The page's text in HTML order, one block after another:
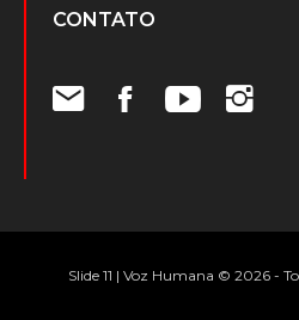
CONTATO
Slide 11 | Voz Humana © 2026 -